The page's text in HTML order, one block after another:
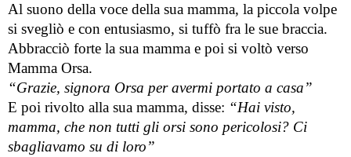
Al suono della voce della sua mamma, la piccola volpe
si svegliò e con entusiasmo, si tuffò fra le sue braccia.
Abbracciò forte la sua mamma e poi si voltò verso
Mamma Orsa.
“Grazie, signora Orsa per avermi portato a casa”
E poi rivolto alla sua mamma, disse: “Hai visto,
mamma, che non tutti gli orsi sono pericolosi? Ci
sbagliavamo su di loro”